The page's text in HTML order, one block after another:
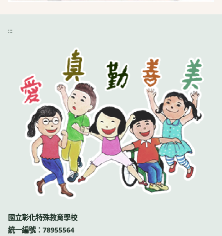
:::
國立彰化特殊教育學校
統一編號：78955564